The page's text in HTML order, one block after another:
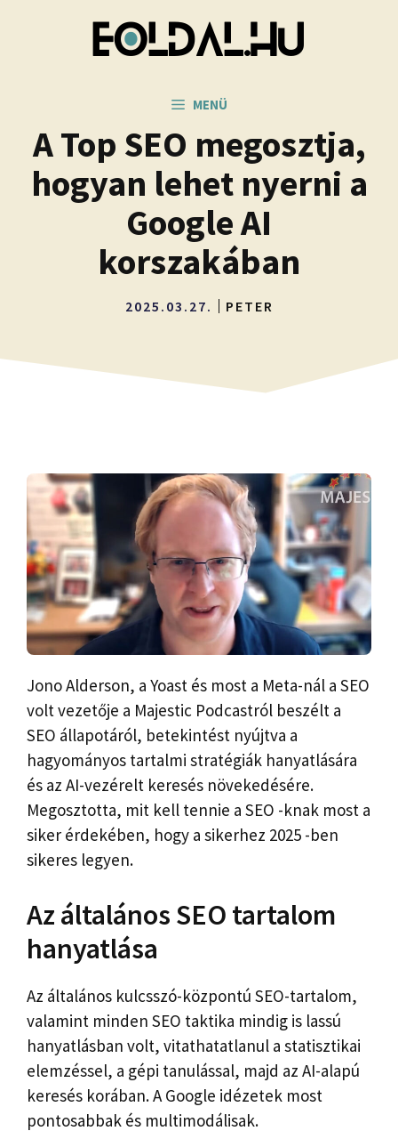
MENÜ
A Top SEO megosztja,
hogyan lehet nyerni a
Google AI
korszakában
2025.03.27. PETER
Jono Alderson, a Yoast és most a Meta-nál a SEO
volt vezetője a Majestic Podcastról beszélt a
SEO állapotáról, betekintést nyújtva a
hagyományos tartalmi stratégiák hanyatlására
és az AI-vezérelt keresés növekedésére.
Megosztotta, mit kell tennie a SEO -knak most a
siker érdekében, hogy a sikerhez 2025 -ben
sikeres legyen.
Az általános SEO tartalom
hanyatlása
Az általános kulcsszó-központú SEO-tartalom,
valamint minden SEO taktika mindig is lassú
hanyatlásban volt, vitathatatlanul a statisztikai
elemzéssel, a gépi tanulással, majd az AI-alapú
keresés korában. A Google idézetek most
pontosabbak és multimodálisak.